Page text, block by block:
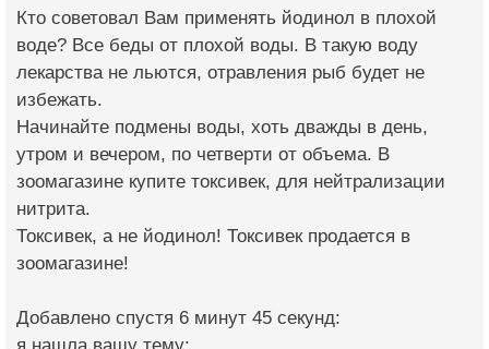
Кто советовал Вам применять йодинол в плохой
воде? Все беды от плохой воды. В такую воду
лекарства не льются, отравления рыб будет не
избежать.
Начинайте подмены воды, хоть дважды в день,
утром и вечером, по четверти от объема. В
зоомагазине купите токсивек, для нейтрализации
нитрита.
Токсивек, а не йодинол! Токсивек продается в
зоомагазине!
Добавлено спустя 6 минут 45 секунд: